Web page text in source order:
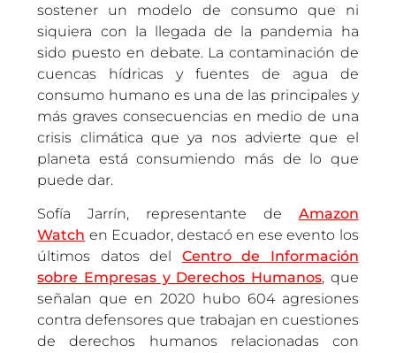
sostener un modelo de consumo que ni
siquiera con la llegada de la pandemia ha
sido puesto en debate. La contaminación de
cuencas hídricas y fuentes de agua de
consumo humano es una de las principales y
más graves consecuencias en medio de una
crisis climática que ya nos advierte que el
planeta está consumiendo más de lo que
puede dar.
Sofía Jarrín, representante de Amazon
Watch en Ecuador, destacó en ese evento los
últimos datos del Centro de Información
sobre Empresas y Derechos Humanos, que
señalan que en 2020 hubo 604 agresiones
contra defensores que trabajan en cuestiones
de derechos humanos relacionadas con